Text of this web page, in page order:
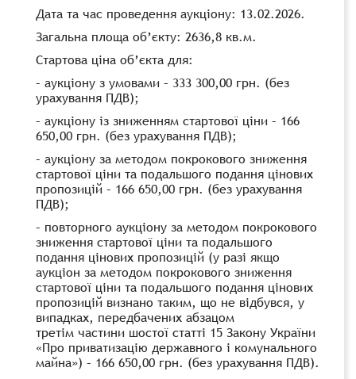
Дата та час проведення аукціону: 13.02.2026.
Загальна площа об’єкту: 2636,8 кв.м.
Стартова ціна об’єкта для:
– аукціону з умовами – 333 300,00 грн. (без
урахування ПДВ);
– аукціону із зниженням стартової ціни – 166
650,00 грн. (без урахування ПДВ);
– аукціону за методом покрокового зниження
стартової ціни та подальшого подання цінових
пропозицій – 166 650,00 грн. (без урахування
ПДВ);
– повторного аукціону за методом покрокового
зниження стартової ціни та подальшого
подання цінових пропозицій (у разі якщо
аукціон за методом покрокового зниження
стартової ціни та подальшого подання цінових
пропозицій визнано таким, що не відбувся, у
випадках, передбачених абзацом
третім частини шостої статті 15 Закону України
«Про приватизацію державного і комунального
майна») – 166 650,00 грн. (без урахування ПДВ).